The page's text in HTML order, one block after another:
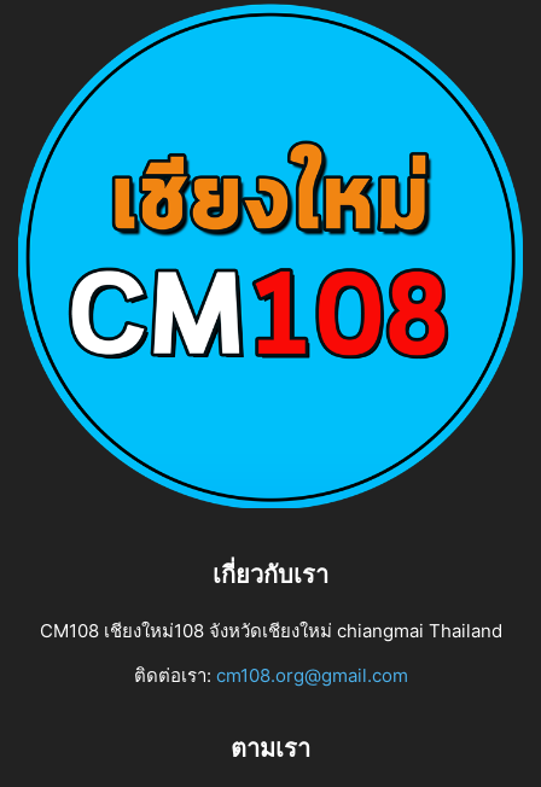
เกี่ยวกับเรา
CM108 เชียงใหม่108 จังหวัดเชียงใหม่ chiangmai Thailand
ติดต่อเรา: cm108.org@gmail.com
ตามเรา